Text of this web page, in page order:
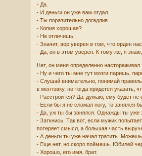
- Да.
- И деньги он уже вам отдал.
- Ты поразительно догадлив.
- Копия хорошая?
- Не отличишь.
- Значит, вор уверен в том, что орден
- Да, он в этом уверен. К тому же, я знаю,
Нет, он меня определенно
- Ну и чего ты мне тут мозги паришь,
- Слушай внимательно, понимай
в ментовку, но тогда придется указать,
- Расстроится? Да, думаю, ему будет не
- Если бы я не сломал ногу, то занялся
- Да, уж ты бы занялся. Однажды ты уже
- Заткнись. Так вот, если мужик
потеряет смысл, а большая часть
- А деньги ты уже начал тратить.
- Еще нет, но скоро поймешь. Юбилей
- Хорошо, его имя, брат.